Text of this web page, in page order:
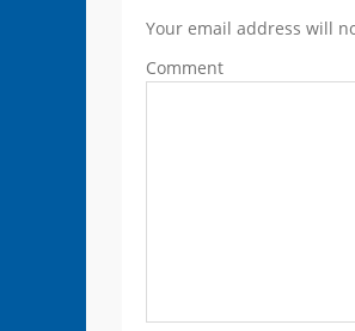
Your email address will
Comment